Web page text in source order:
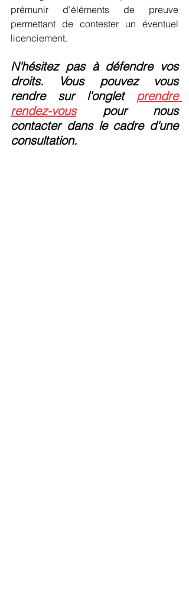
prémunir d'éléments de preuve
permettant de contester un éventuel
licenciement.
N'hésitez pas à défendre vos
droits. Vous pouvez vous
rendre sur l'onglet prendre
rendez-vous pour nous
contacter dans le cadre d'une
consultation.